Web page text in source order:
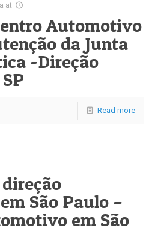
at
Automotivo
da Junta
-Direção
Read more
São Paulo –
em São